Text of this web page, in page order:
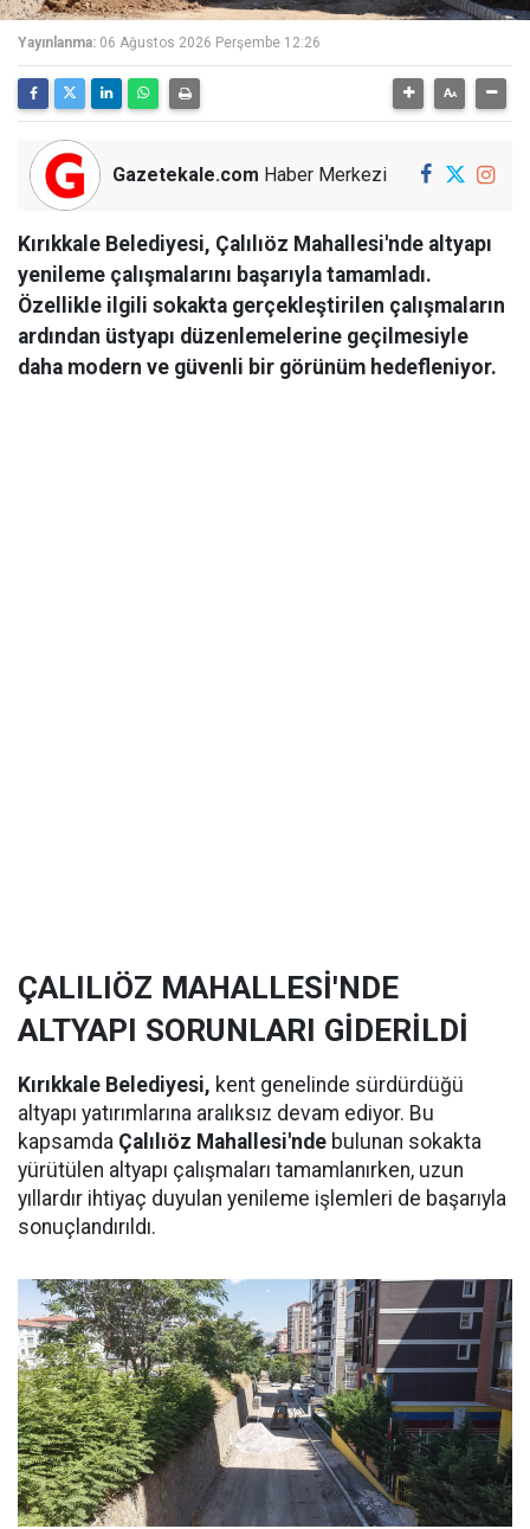
Yayınlanma: 06 Ağustos 2026 Perşembe 12:26
Gazetekale.com Haber Merkezi
Kırıkkale Belediyesi, Çalılıöz Mahallesi'nde altyapı
yenileme çalışmalarını başarıyla tamamladı.
Özellikle ilgili sokakta gerçekleştirilen çalışmaların
ardından üstyapı düzenlemelerine geçilmesiyle
daha modern ve güvenli bir görünüm hedefleniyor.
ÇALILIÖZ MAHALLESİ'NDE
ALTYAPI SORUNLARI GİDERİLDİ
Kırıkkale Belediyesi, kent genelinde sürdürdüğü
altyapı yatırımlarına aralıksız devam ediyor. Bu
kapsamda Çalılıöz Mahallesi'nde bulunan sokakta
yürütülen altyapı çalışmaları tamamlanırken, uzun
yıllardır ihtiyaç duyulan yenileme işlemleri de başarıyla
sonuçlandırıldı.